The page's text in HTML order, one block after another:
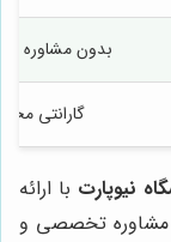
بدون مشاوره
گارانتی
نیوپارت با ارائه
مشاوره تخصصی و